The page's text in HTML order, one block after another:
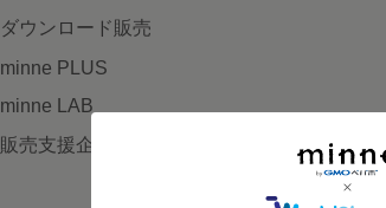
ダウンロード販売
minne PLUS
minne LAB
販売支援企画・イベント